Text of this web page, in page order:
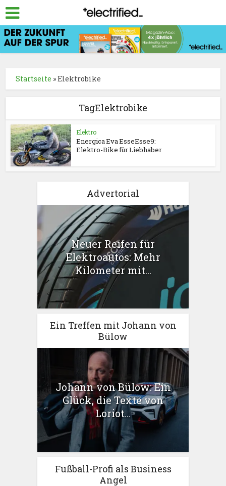
Startseite »Elektrobike
TagElektrobike
Elektro
Energica Eva EsseEsse9:
Elektro-Bike für Liebhaber
Advertorial
Neuer Reifen für
Elektroautos: Mehr
Kilometer mit...
Ein Treffen mit Johann von
Bülow
Johann von Bülow: Ein
Glück, die Texte von
Loriot...
Fußball-Profi als Business
Angel